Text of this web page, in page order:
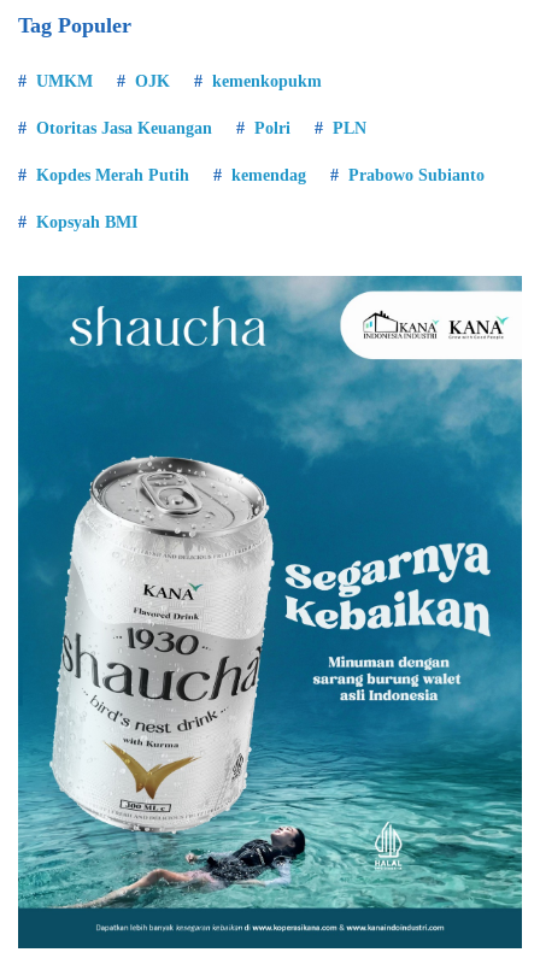
Tag Populer
UMKM OJK kemenkopukm
Otoritas Jasa Keuangan Polri PLN
Kopdes Merah Putih kemendag Prabowo Subianto
Kopsyah BMI